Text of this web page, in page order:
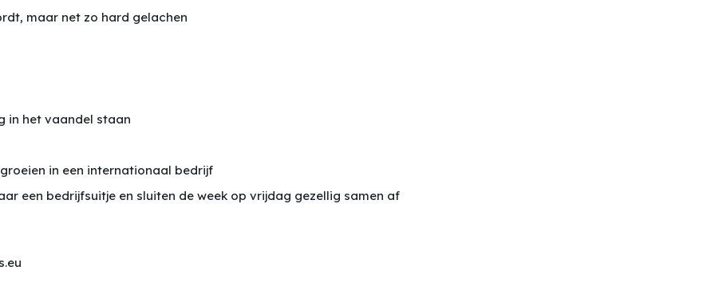
maar net zo hard gelachen
in het vaandel staan
in een internationaal bedrijf
een bedrijfsuitje en sluiten de week op vrijdag gezellig samen af